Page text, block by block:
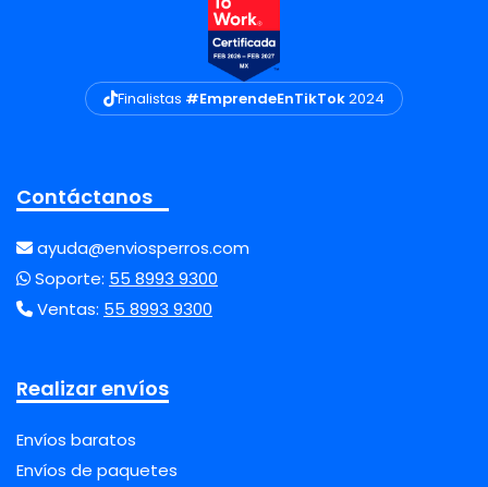
Finalistas #EmprendeEnTikTok2024
Contáctanos
ayuda@enviosperros.com
Soporte: 55 8993 9300
Ventas: 55 8993 9300
Realizar envíos
Envíos baratos
Envíos de paquetes